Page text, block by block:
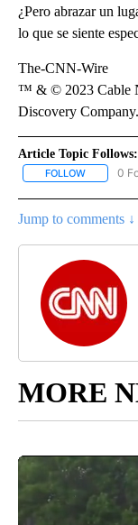
¿Pero abrazar un
lo que se siente
The-CNN-Wire
™ & © 2023 Cable
Discovery
Article Topic Follows:
FOLLOW FOLLOW
0
Jump to comments ↓
MORE